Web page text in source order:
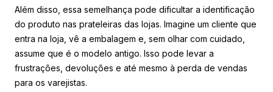
Além disso, essa semelhança pode dificultar a identificação
do produto nas prateleiras das lojas. Imagine um cliente que
entra na loja, vê a embalagem e, sem olhar com cuidado,
assume que é o modelo antigo. Isso pode levar a
frustrações, devoluções e até mesmo à perda de vendas
para os varejistas.